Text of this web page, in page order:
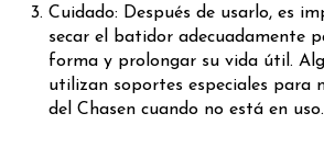
Cuidado: Después de usarlo, es
secar el batidor adecuadamente
forma y prolongar su vida útil.
utilizan soportes especiales para
del Chasen cuando no está en uso.